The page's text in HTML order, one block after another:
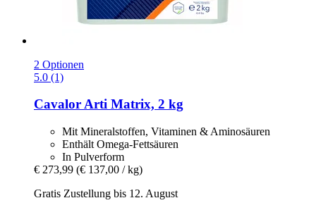
2 Optionen
5.0 (1)
CavalorArti Matrix, 2 kg
Mit Mineralstoffen, Vitaminen & Aminosäuren
Enthält Omega-Fettsäuren
In Pulverform
€ 273,99 (€ 137,00 / kg)
Gratis Zustellung bis 12. August